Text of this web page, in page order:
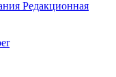
Редакционная